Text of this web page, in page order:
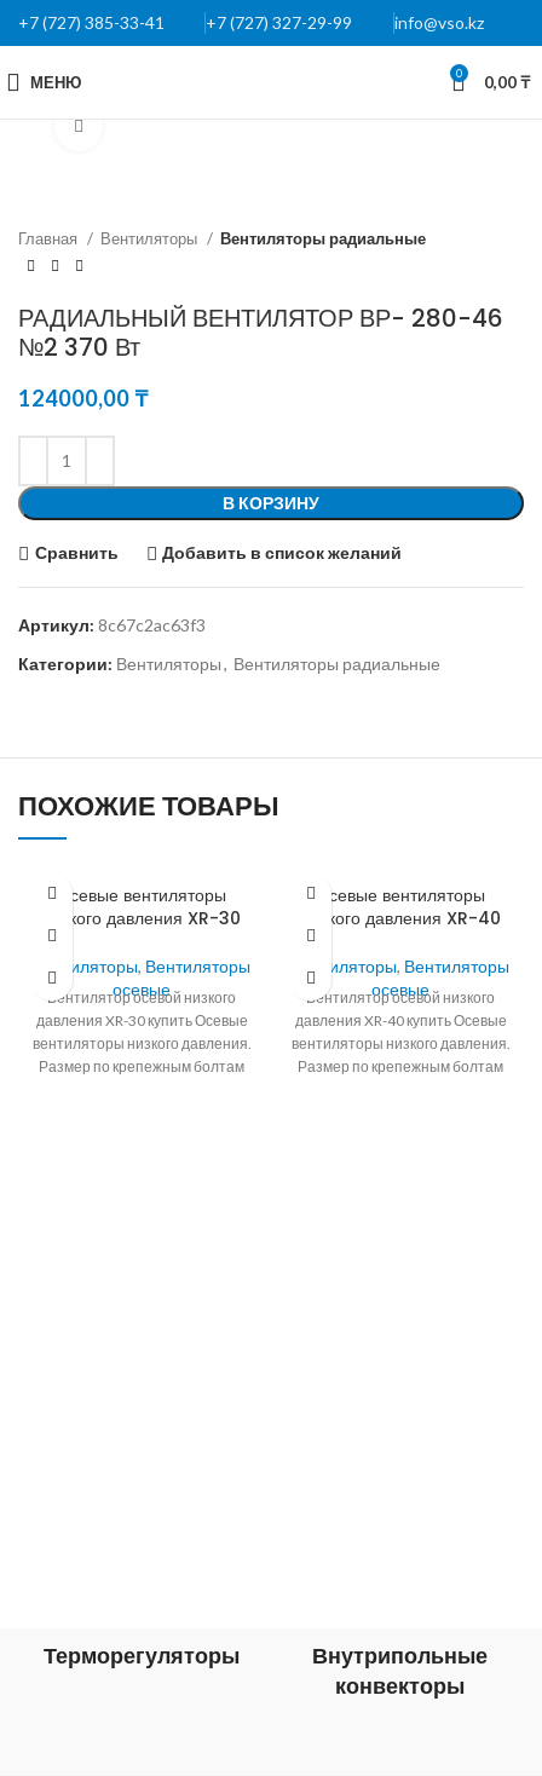
+7 (727) 385-33-41 +7 (727) 327-29-99 info@vso.kz
МЕНЮ 0 0,00₸
Главная Вентиляторы Вентиляторы радиальные
РАДИАЛЬНЫЙ ВЕНТИЛЯТОР ВР- 280-46
№2 370 Вт
124000,00₸
В КОРЗИНУ
Сравнить Добавить в список желаний
Артикул: 8c67c2ac63f3
Категории: Вентиляторы, Вентиляторы радиальные
ПОХОЖИЕ ТОВАРЫ
Осевые вентиляторы
низкого давления XR-30
Вентиляторы, Вентиляторы
осевые
Вентилятор осевой низкого
давления XR-30 купить Осевые
вентиляторы низкого давления.
Размер по крепежным болтам
Осевые вентиляторы
низкого давления XR-40
Вентиляторы, Вентиляторы
осевые
Вентилятор осевой низкого
давления XR-40 купить Осевые
вентиляторы низкого давления.
Размер по крепежным болтам
Терморегуляторы
Внутрипольные
конвекторы